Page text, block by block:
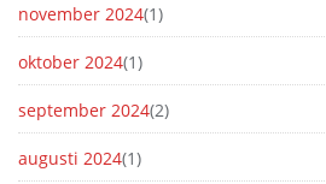
november 2024(1)
oktober 2024(1)
september 2024(2)
augusti 2024(1)